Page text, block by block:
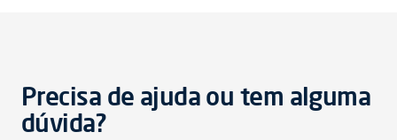
Precisa de ajuda ou tem alguma
dúvida?